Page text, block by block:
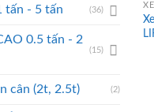
tấn - 5 tấn (36)
0.5 tấn - 2
(15)
cân (2t, 2.5t) (2)